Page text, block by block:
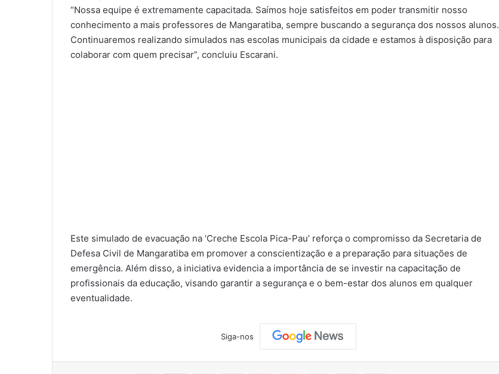
“Nossa equipe é extremamente capacitada. Saímos hoje satisfeitos em poder transmitir nosso
conhecimento a mais professores de Mangaratiba, sempre buscando a segurança dos nossos alunos.
Continuaremos realizando simulados nas escolas municipais da cidade e estamos à disposição para
colaborar com quem precisar”, concluiu Escarani.
Este simulado de evacuação na ‘Creche Escola Pica-Pau’ reforça o compromisso da Secretaria de
Defesa Civil de Mangaratiba em promover a conscientização e a preparação para situações de
emergência. Além disso, a iniciativa evidencia a importância de se investir na capacitação de
profissionais da educação, visando garantir a segurança e o bem-estar dos alunos em qualquer
eventualidade.
Siga-nos